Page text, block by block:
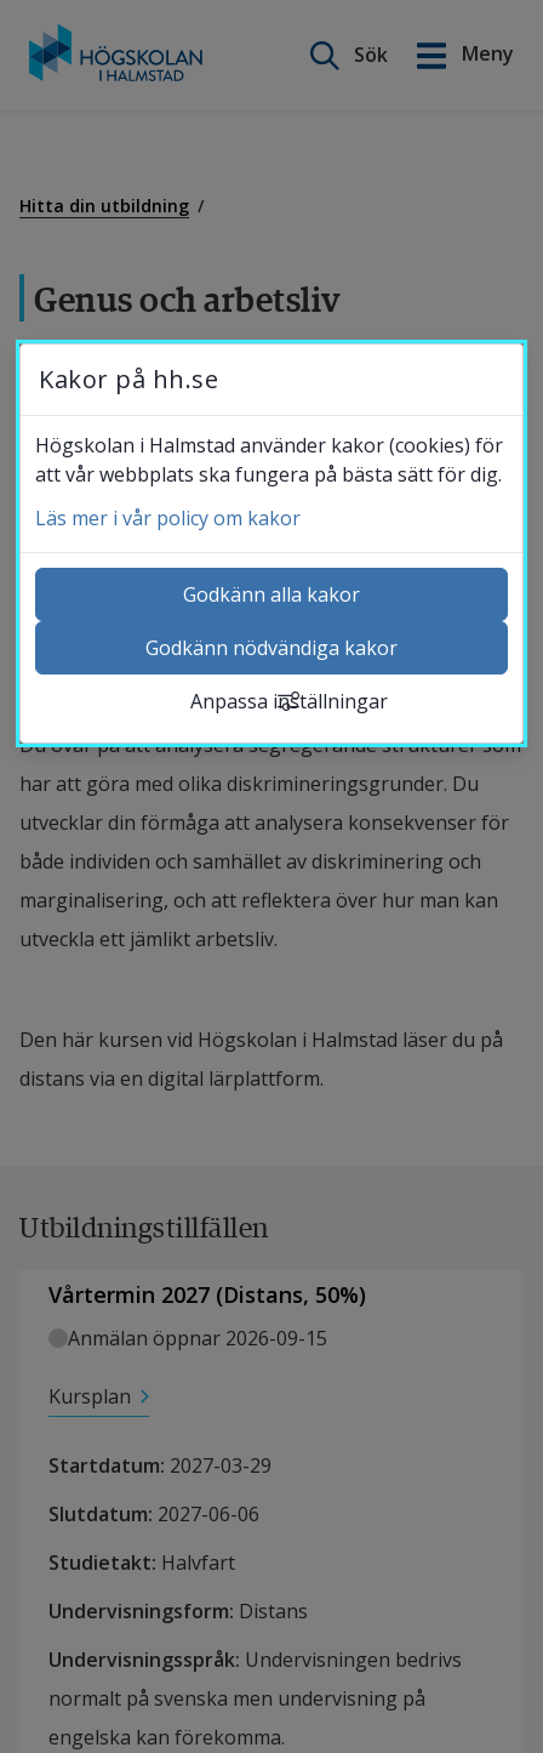
Sök
Meny
Hitta din utbildning
Genus och arbetsliv
7,5 hp
Vill du utveckla kunskap om hur faktorer som kön,
ålder och etnicitet med mera påverkar människors
positioner i arbetslivet? På den här kursen får du ta del
av grundläggande begrepp och teorier om genus,
jämställdhet och intersektionalitet i arbetslivet. Hur
kommer diskriminering och marginalisering till uttryck
– och varför finns problemen ofta kvar?
Du övar på att analysera segregerande strukturer som
har att göra med olika diskrimineringsgrunder. Du
utvecklar din förmåga att analysera konsekvenser för
både individen och samhället av diskriminering och
marginalisering, och att reflektera över hur man kan
utveckla ett jämlikt arbetsliv.
Den här kursen vid Högskolan i Halmstad läser du på
distans via en digital lärplattform.
Utbildningstillfällen
Vårtermin 2027 (Distans, 50%)
Anmälan öppnar 2026-09-15
Kursplan
Startdatum: 2027-03-29
Slutdatum: 2027-06-06
Studietakt: Halvfart
Undervisningsform: Distans
Undervisningsspråk: Undervisningen bedrivs
normalt på svenska men undervisning på
engelska kan förekomma.
English
Samverkan
Om Högskolan
Bibliotek
Kontakta och besök oss
Kalender
Sök personal
Studentwebb
Medarbetarwebb Insidan
Länk till
Kakor på hh.se
Högskolan i Halmstad använder kakor (cookies) för
att vår webbplats ska fungera på bästa sätt för dig.
Läs mer i vår policy om kakor
Godkänn alla kakor
Godkänn nödvändiga kakor
Anpassa inställningar